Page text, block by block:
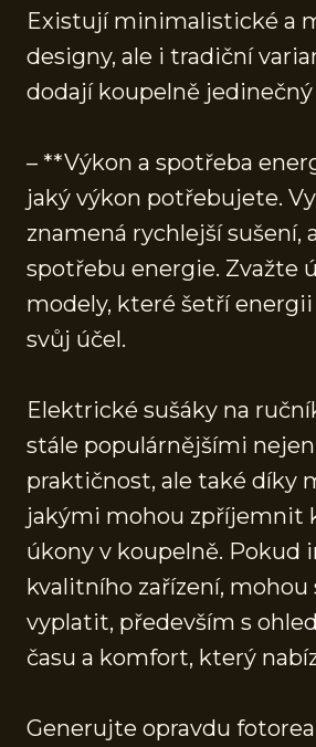
Existují minimalistické a
designy, ale i tradiční
dodají koupelně jedinečný
– **Výkon a spotřeba
jaký výkon potřebujete.
znamená rychlejší sušení,
spotřebu energie. Zvažte
modely, které šetří
svůj účel.
Elektrické sušáky na
stále populárnějšími
praktičnost, ale také díky
jakými mohou zpříjemnit
úkony v koupelně. Pokud
kvalitního zařízení, mohou
vyplatit, především s
času a komfort, který
Generujte opravdu